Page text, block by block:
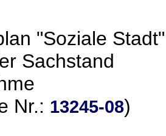
"Soziale Stadt"
Sachstand
Nr.: 13245-08)